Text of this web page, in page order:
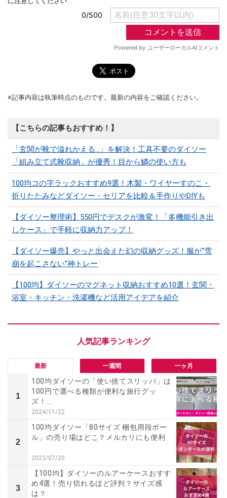
※記事内容は執筆時点のものです。最新の内容をご確認ください。
【こちらの記事もおすすめ！】
「玄関が靴で溢れかえる…」を解決！工具不要のダイソー
「組み立て式靴収納」が優秀！目から鱗の使い方も
100均コの字ラックおすすめ9選！木製・ワイヤーすのこ・
折りたたみなどダイソー・セリアを比較＆手作りやDIYも
【ダイソー整理術】550円でデスクが激変！「多機能引き出
しケース」で手軽に収納力アップ！
【ダイソー爆売】やっと出会えた幻の収納グッズ！服が“雪
崩を起こさない”神トレー
【100均】ダイソーのマグネット収納おすすめ10選！玄関・
浴室・キッチン・洗濯機など活用アイデアを紹介
最新 一週間 一ヶ月
1
100均ダイソーの「使い捨てスリッパ」は
100円で選べる種類が便利な旅行グッ
ズ！...
2024/11/22
2
100均ダイソー「80サイズ 梱包用段ボー
ル」の売り場はどこ？メルカリにも便利
2023/07/20
3
【100均】ダイソーのルアーケースおすす
め4選！売り切れるほど評判？サイズ感
は？